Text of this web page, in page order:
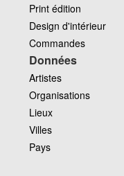
Print édition
Design d'intérieur
Commandes
Données
Artistes
Organisations
Lieux
Villes
Pays